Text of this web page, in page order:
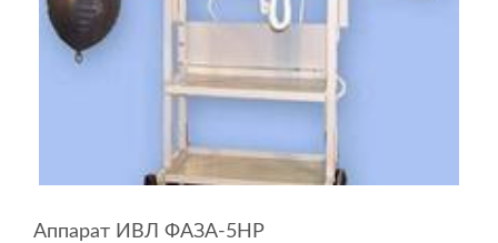
Аппарат ИВЛ ФАЗА-5НР